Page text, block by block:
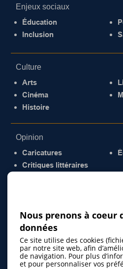
Enjeux sociaux
Éducation
Inclusion
Culture
Arts
Cinéma
Histoire
Opinion
Caricatures
Critiques littéraires
Nous prenons à coeur
données
Ce site utilise des cookies
par notre site web, afin
de navigation. Pour plus
et pour personnaliser vos